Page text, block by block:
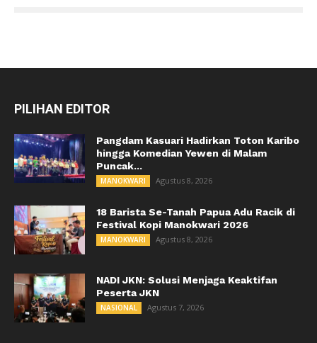
PILIHAN EDITOR
Pangdam Kasuari Hadirkan Toton Karibo
hingga Komedian Yewen di Malam
Puncak...
MANOKWARI Agustus 8, 2026
18 Barista Se-Tanah Papua Adu Racik di
Festival Kopi Manokwari 2026
MANOKWARI Agustus 8, 2026
NADI JKN: Solusi Menjaga Keaktifan
Peserta JKN
NASIONAL Agustus 7, 2026